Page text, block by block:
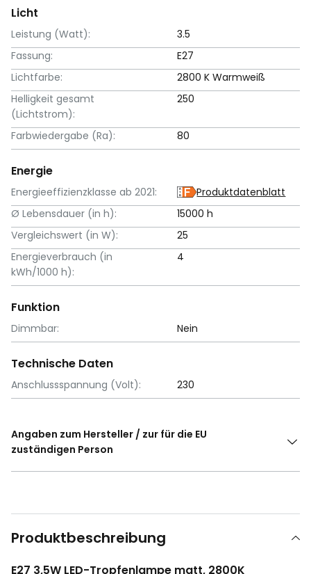
Licht
Leistung (Watt):
3.5
Fassung:
E27
Lichtfarbe:
2800 K Warmweiß
Helligkeit gesamt
(Lichtstrom):
250
Farbwiedergabe (Ra): 80
Energie
Energieeffizienzklasse ab 2021:
Produktdatenblatt
Ø Lebensdauer (in h):
15000 h
Vergleichswert (in W):
25
Energieverbrauch (in
kWh/1000 h):
4
Funktion
Dimmbar: Nein
Technische Daten
Anschlussspannung (Volt): 230
Angaben zum Hersteller / zur für die EU
zuständigen Person
Produktbeschreibung
E27 3,5W LED-Tropfenlampe matt, 2800K